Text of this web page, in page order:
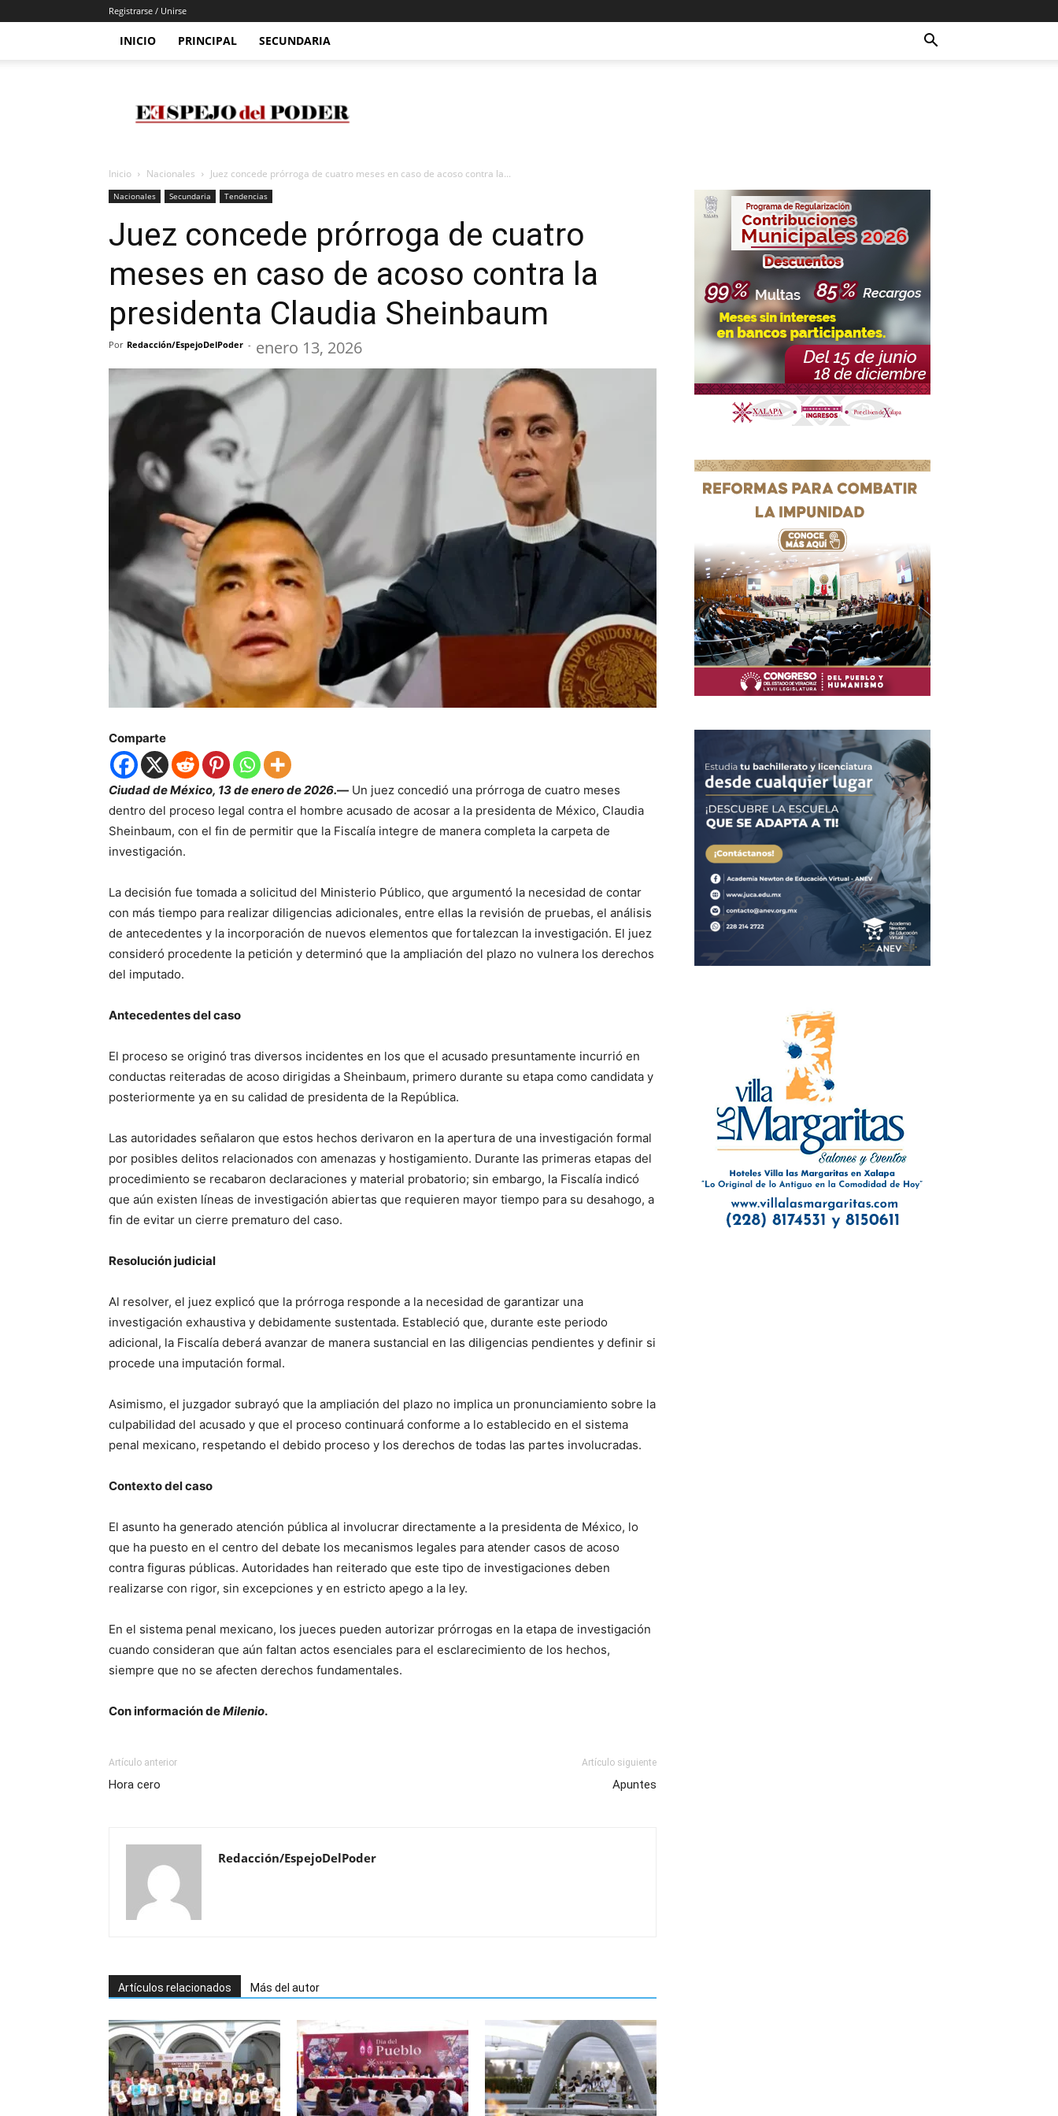
Registrarse / Unirse
INICIO PRINCIPAL SECUNDARIA
Del
Poder
Inicio Nacionales Juez concede prórroga de cuatro meses en caso de acoso contra la...
Nacionales Secundaria Tendencias
Juez concede prórroga de cuatro
meses en caso de acoso contra la
presidenta Claudia Sheinbaum
Por Redacción/EspejoDelPoder - enero 13, 2026
Comparte
Ciudad de México, 13 de enero de 2026.— Un juez concedió una prórroga de cuatro meses
dentro del proceso legal contra el hombre acusado de acosar a la presidenta de México, Claudia
Sheinbaum, con el fin de permitir que la Fiscalía integre de manera completa la carpeta de
investigación.
La decisión fue tomada a solicitud del Ministerio Público, que argumentó la necesidad de contar
con más tiempo para realizar diligencias adicionales, entre ellas la revisión de pruebas, el análisis
de antecedentes y la incorporación de nuevos elementos que fortalezcan la investigación. El juez
consideró procedente la petición y determinó que la ampliación del plazo no vulnera los derechos
del imputado.
Antecedentes del caso
El proceso se originó tras diversos incidentes en los que el acusado presuntamente incurrió en
conductas reiteradas de acoso dirigidas a Sheinbaum, primero durante su etapa como candidata y
posteriormente ya en su calidad de presidenta de la República.
Las autoridades señalaron que estos hechos derivaron en la apertura de una investigación formal
por posibles delitos relacionados con amenazas y hostigamiento. Durante las primeras etapas del
procedimiento se recabaron declaraciones y material probatorio; sin embargo, la Fiscalía indicó
que aún existen líneas de investigación abiertas que requieren mayor tiempo para su desahogo, a
fin de evitar un cierre prematuro del caso.
Resolución judicial
Al resolver, el juez explicó que la prórroga responde a la necesidad de garantizar una
investigación exhaustiva y debidamente sustentada. Estableció que, durante este periodo
adicional, la Fiscalía deberá avanzar de manera sustancial en las diligencias pendientes y definir si
procede una imputación formal.
Asimismo, el juzgador subrayó que la ampliación del plazo no implica un pronunciamiento sobre la
culpabilidad del acusado y que el proceso continuará conforme a lo establecido en el sistema
penal mexicano, respetando el debido proceso y los derechos de todas las partes involucradas.
Contexto del caso
El asunto ha generado atención pública al involucrar directamente a la presidenta de México, lo
que ha puesto en el centro del debate los mecanismos legales para atender casos de acoso
contra figuras públicas. Autoridades han reiterado que este tipo de investigaciones deben
realizarse con rigor, sin excepciones y en estricto apego a la ley.
En el sistema penal mexicano, los jueces pueden autorizar prórrogas en la etapa de investigación
cuando consideran que aún faltan actos esenciales para el esclarecimiento de los hechos,
siempre que no se afecten derechos fundamentales.
Con información deMilenio.
Artículo anterior
Hora cero
Artículo siguiente
Apuntes
Redacción/EspejoDelPoder
Artículos relacionados Más del autor